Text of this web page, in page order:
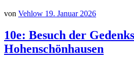
von Vehlow 19. Januar 2026
10e: Besuch der
Hohenschönhausen